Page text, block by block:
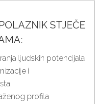
STJEČE
ljudskih potencijala
i
profila